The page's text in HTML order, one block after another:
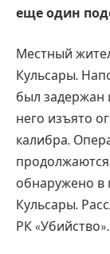
еще один
Местный
Кульсары.
был задержан
него изъято
калибра.
обнаружено в
Кульсары.
РК «Убийство».